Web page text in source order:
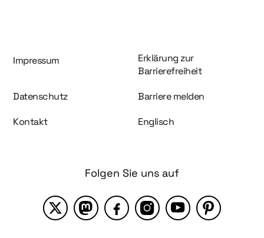
Information und Service
Impressum
Erklärung zur
Barrierefreiheit
Datenschutz Barriere melden
Kontakt Englisch
Folgen Sie uns auf